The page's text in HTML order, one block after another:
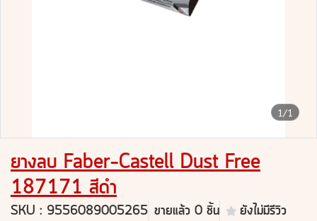
1/1
ยางลบ Faber-Castell Dust Free
187171 สีดำ
SKU : 9556089005265 ขายแล้ว 0 ชิ้น ยังไม่มีรีวิว